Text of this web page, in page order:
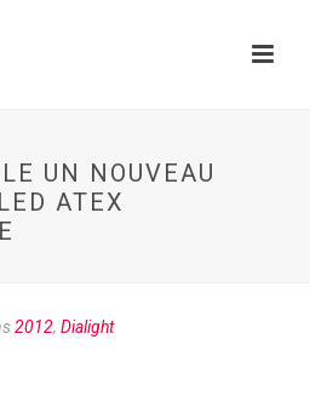
UN NOUVEAU
ATEX
2012, Dialight